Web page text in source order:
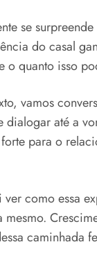
se
do casal
o quanto isso
vamos
dialogar até a
para o
ver como essa
caminhada